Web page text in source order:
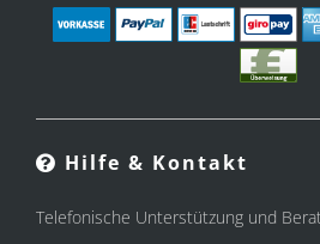
Hilfe & Kontakt
Telefonische Unterstützung und